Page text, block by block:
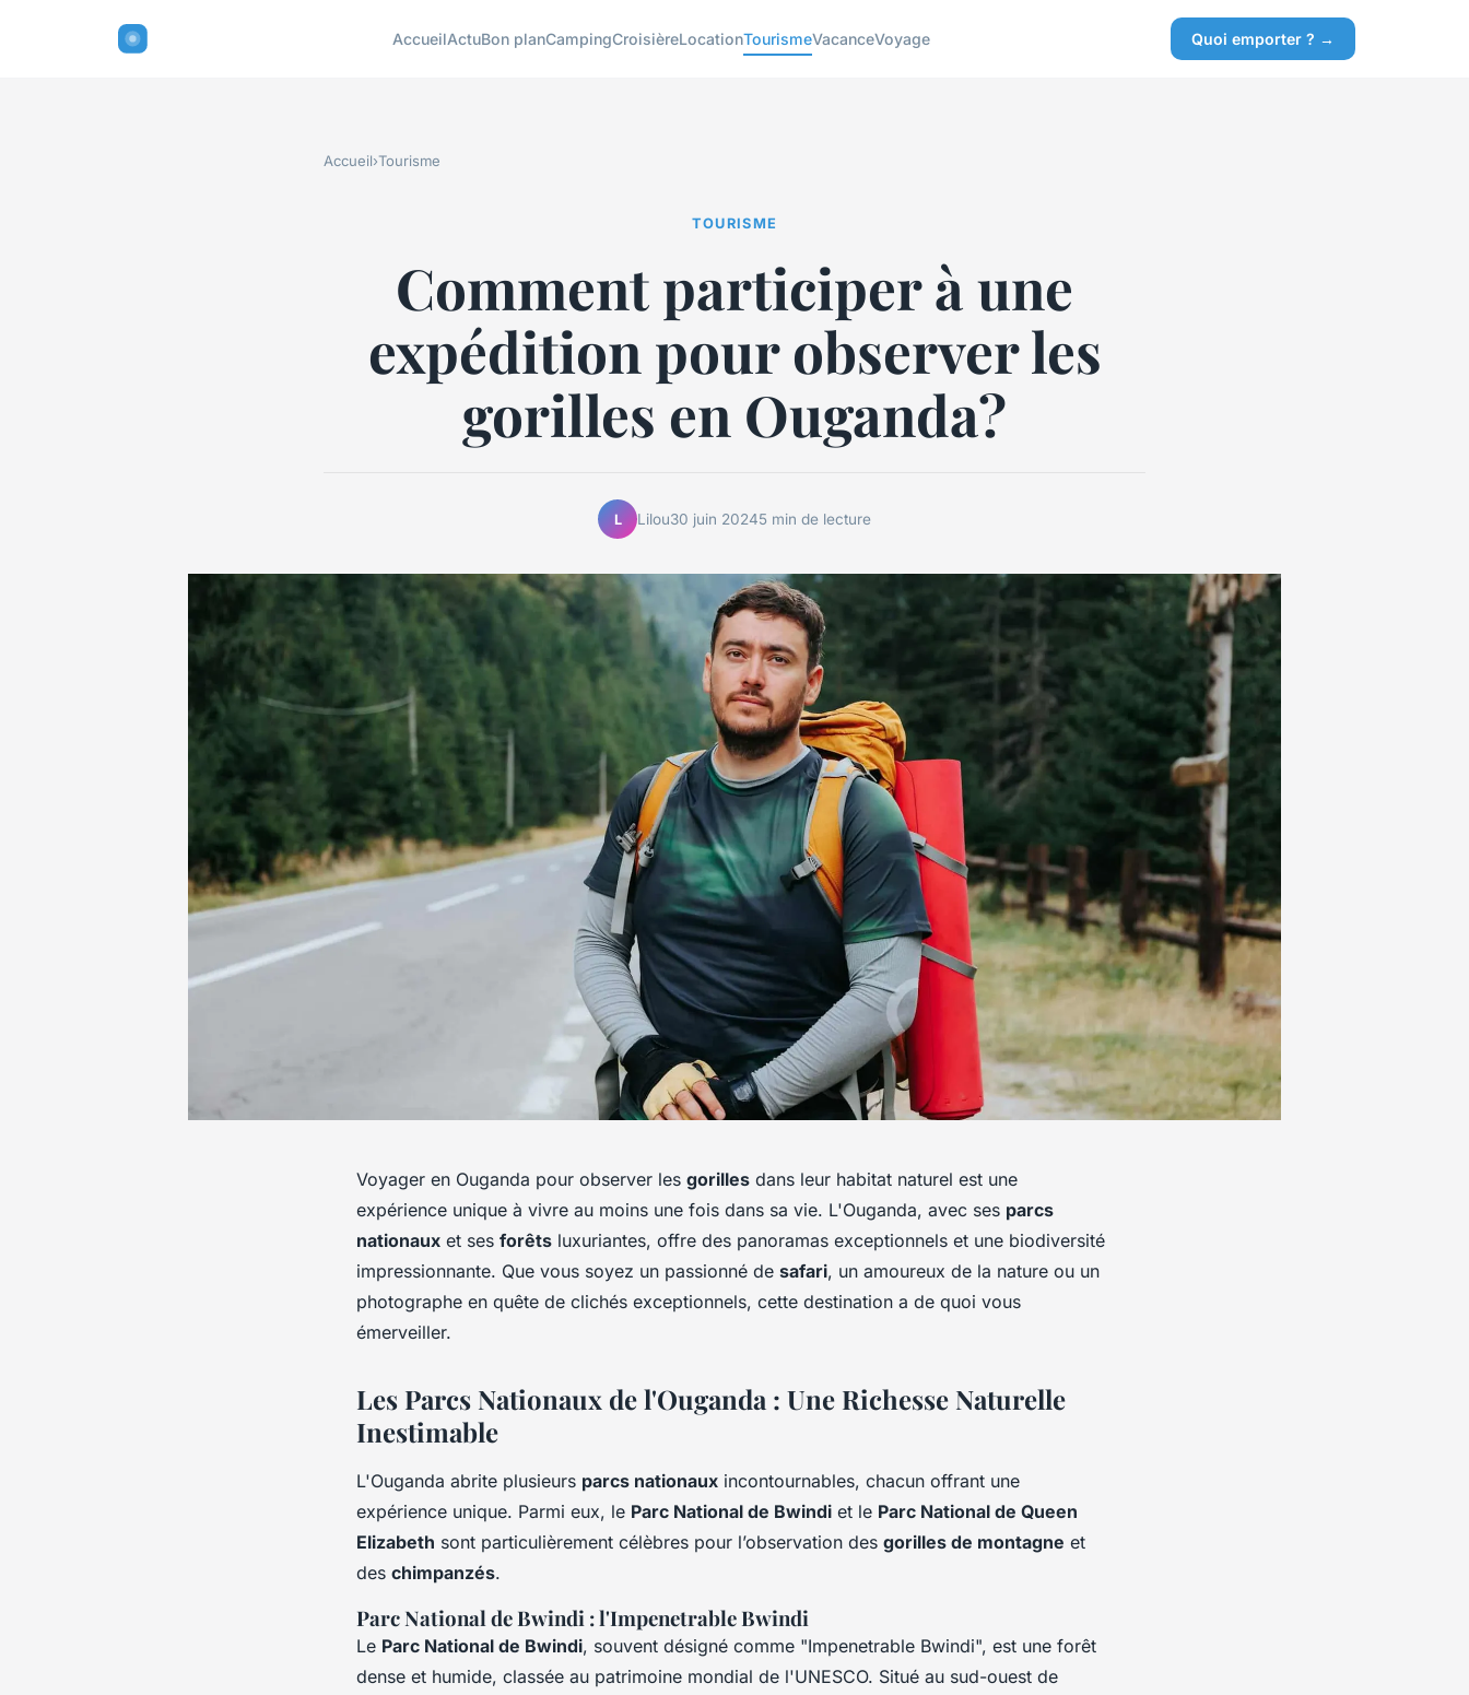
AccueilActuBon planCampingCroisièreLocationTourismeVacanceVoyage Quoi emporter ? →
Accueil›Tourisme
TOURISME
Comment participer à une
expédition pour observer les
gorilles en Ouganda?
L Lilou30 juin 20245 min de lecture
Voyager en Ouganda pour observer les gorilles dans leur habitat naturel est une
expérience unique à vivre au moins une fois dans sa vie. L'Ouganda, avec ses parcs
nationaux et ses forêts luxuriantes, offre des panoramas exceptionnels et une biodiversité
impressionnante. Que vous soyez un passionné de safari, un amoureux de la nature ou un
photographe en quête de clichés exceptionnels, cette destination a de quoi vous
émerveiller.
Les Parcs Nationaux de l'Ouganda : Une Richesse Naturelle
Inestimable
L'Ouganda abrite plusieurs parcs nationaux incontournables, chacun offrant une
expérience unique. Parmi eux, le Parc National de Bwindi et le Parc National de Queen
Elizabeth sont particulièrement célèbres pour l’observation des gorilles de montagne et
des chimpanzés.
Parc National de Bwindi : l'Impenetrable Bwindi
Le Parc National de Bwindi, souvent désigné comme "Impenetrable Bwindi", est une forêt
dense et humide, classée au patrimoine mondial de l'UNESCO. Situé au sud-ouest de